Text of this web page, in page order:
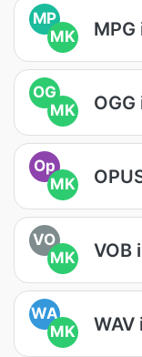
MP
MK
MPG
OG
MK
Op
MK
VO
MK
VOB
WA
MK
WAV